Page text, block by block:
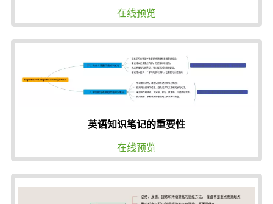
在线预览
英语知识笔记的重要性
在线预览